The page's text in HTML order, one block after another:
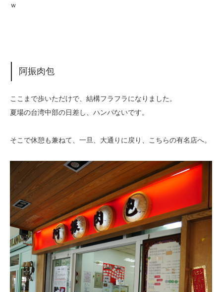
ｗ
阿振肉包
ここまで歩いただけで、結構フラフラになりました。
夏場の台湾中部の日差し、ハンパないです。
そこで休憩も兼ねて、一旦、大通りに戻り、こちらの有名店へ。